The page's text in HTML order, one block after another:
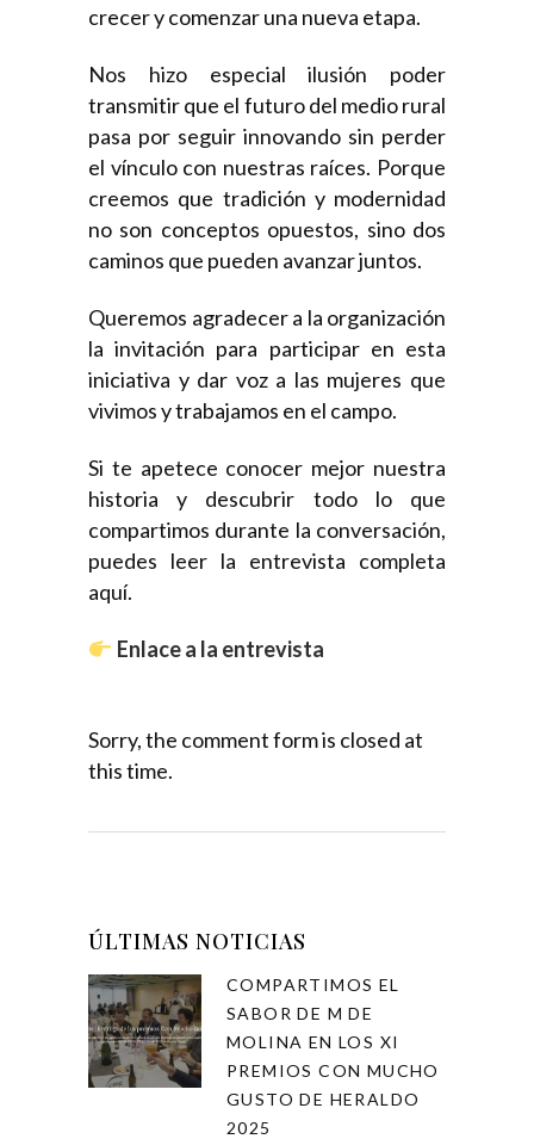
crecer y comenzar una nueva etapa.
Nos hizo especial ilusión poder
transmitir que el futuro del medio rural
pasa por seguir innovando sin perder
el vínculo con nuestras raíces. Porque
creemos que tradición y modernidad
no son conceptos opuestos, sino dos
caminos que pueden avanzar juntos.
Queremos agradecer a la organización
la invitación para participar en esta
iniciativa y dar voz a las mujeres que
vivimos y trabajamos en el campo.
Si te apetece conocer mejor nuestra
historia y descubrir todo lo que
compartimos durante la conversación,
puedes leer la entrevista completa
aquí.
Enlace a la entrevista
Sorry, the comment form is closed at
this time.
ÚLTIMAS NOTICIAS
COMPARTIMOS EL
SABOR DE M DE
MOLINA EN LOS XI
PREMIOS CON MUCHO
GUSTO DE HERALDO
2025